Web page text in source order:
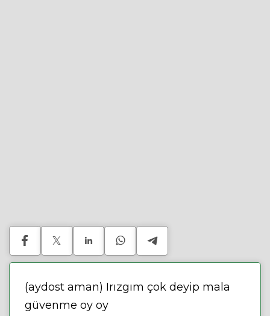
(aydost aman) Irızgım çok deyip mala
güvenme oy oy